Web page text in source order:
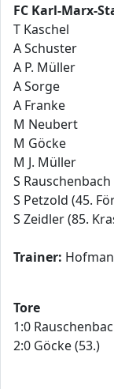
FC Karl-Marx-
T Kaschel
A Schuster
A P. Müller
A Sorge
A Franke
M Neubert
M Göcke
M J. Müller
S Rauschenbach
S Petzold (45.
S Zeidler (85.
Trainer:
Tore
1:0
2:0 Göcke (53.)